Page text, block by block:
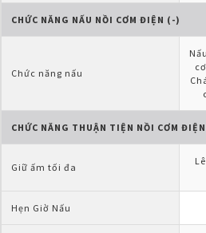
CHỨC NĂNG NẤU NỒI CƠM ĐIỆN (-)
Chức năng nấu
CHỨC NĂNG THUẬN TIỆN NỒI CƠM
Giữ ấm tối đa
Hẹn Giờ Nấu